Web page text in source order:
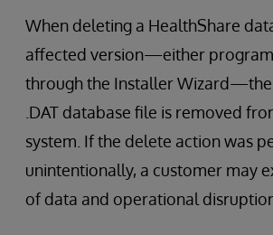
When deleting a HealthShare
affected version—either
through the Installer
.DAT database file is removed
system. If the delete action was
unintentionally, a customer may
of data and operational